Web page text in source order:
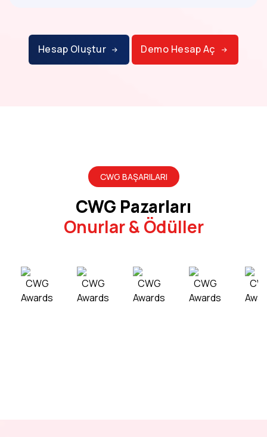
Hesap Oluştur Demo Hesap Aç
CWG BAŞARILARI
CWG Pazarları
Onurlar & Ödüller